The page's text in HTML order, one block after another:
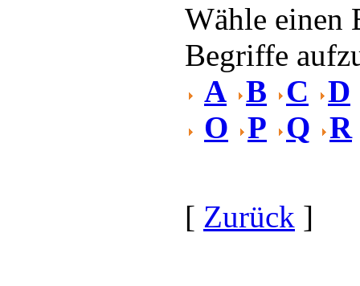
Wähle einen
Begriffe
A B C
D
O P Q R
[ Zurück ]